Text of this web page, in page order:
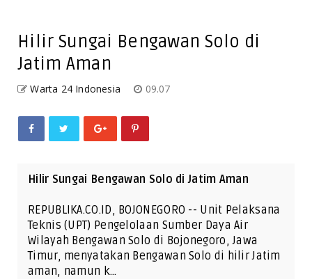
Hilir Sungai Bengawan Solo di
Jatim Aman
Warta 24 Indonesia 09.07
Hilir Sungai Bengawan Solo di Jatim Aman
REPUBLIKA.CO.ID, BOJONEGORO -- Unit Pelaksana
Teknis (UPT) Pengelolaan Sumber Daya Air
Wilayah Bengawan Solo di Bojonegoro, Jawa
Timur, menyatakan Bengawan Solo di hilir Jatim
aman, namun k…